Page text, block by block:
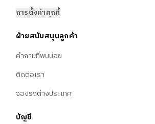
การตั้งค่าคุกกี้
ฝ่ายสนับสนุนลูกค้า
คำถามที่พบบ่อย
ติดต่อเรา
จองรถต่างประเทศ
บัญชี